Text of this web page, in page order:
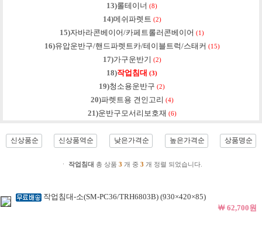
13)롤테이너 (8)
14)메쉬파렛트 (2)
15)자바라콘베이어/카페트롤러콘베이어 (1)
16)유압운반구/핸드파렛트카/테이블트럭/스태커 (15)
17)가구운반기 (2)
18)작업침대 (3)
19)청소용운반구 (2)
20)파렛트용 견인고리 (4)
21)운반구모서리보호재 (6)
신상품순 신상품역순 낮은가격순 높은가격순 상품명순
ㆍ 작업침대 총 상품 3 개 중 3 개 정렬 되었습니다.
작업침대-소(SM-PC36/TRH6803B) (930×420×85)
￦ 62,700원